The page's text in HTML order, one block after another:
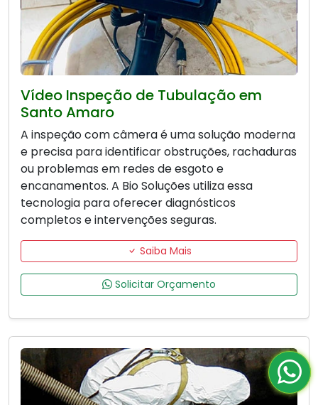
Vídeo Inspeção de Tubulação em
Santo Amaro
A inspeção com câmera é uma solução moderna
e precisa para identificar obstruções, rachaduras
ou problemas em redes de esgoto e
encanamentos. A Bio Soluções utiliza essa
tecnologia para oferecer diagnósticos
completos e intervenções seguras.
Saiba Mais
Solicitar Orçamento